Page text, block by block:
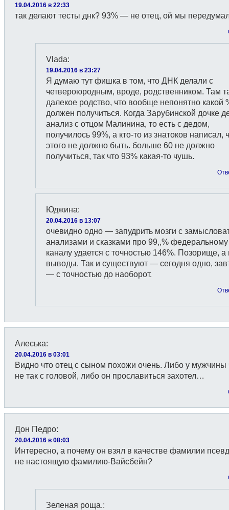
19.04.2016 в 22:33
так делают тесты днк? 93% — не отец, ой мы
Vlada:
19.04.2016 в 23:27
Я думаю тут фишка в том, что ДНК делали с
четвероюродным, вроде, родственником. Там
далекое родство, что вообще непонятно какой
должен получиться. Когда Зарубинской дочке
анализ с отцом Малинина, то есть с дедом,
получилось 99%, а кто-то из знатоков написал,
этого не должно быть. больше 60 не должно
получиться, так что 93% какая-то чушь.
Юджина:
20.04.2016 в 13:07
очевидно одно — запудрить мозги с
анализами и сказками про 99,,% федеральному
каналу удается с точностью 146%. Позорище, а
выводы. Так и существуют — сегодня одно,
— с точностью до наоборот.
Алеська:
20.04.2016 в 03:01
Видно что отец с сыном похожи очень. Либо у мужчины
не так с головой, либо он прославиться захотел…
Дон Педро:
20.04.2016 в 08:03
Интересно, а почему он взял в качестве фамилии
не настоящую фамилию-Вайсбейн?
Зеленая роща.: